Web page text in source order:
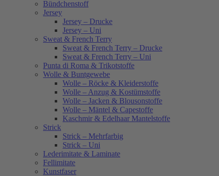
Bündchenstoff
Jersey
Jersey – Drucke
Jersey – Uni
Sweat & French Terry
Sweat & French Terry – Drucke
Sweat & French Terry – Uni
Punta di Roma & Trikotstoffe
Wolle & Buntgewebe
Wolle – Röcke & Kleiderstoffe
Wolle – Anzug & Kostümstoffe
Wolle – Jacken & Blousonstoffe
Wolle – Mäntel & Capestoffe
Kaschmir & Edelhaar Mantelstoffe
Strick
Strick – Mehrfarbig
Strick – Uni
Lederimitate & Laminate
Fellimitate
Kunstfaser